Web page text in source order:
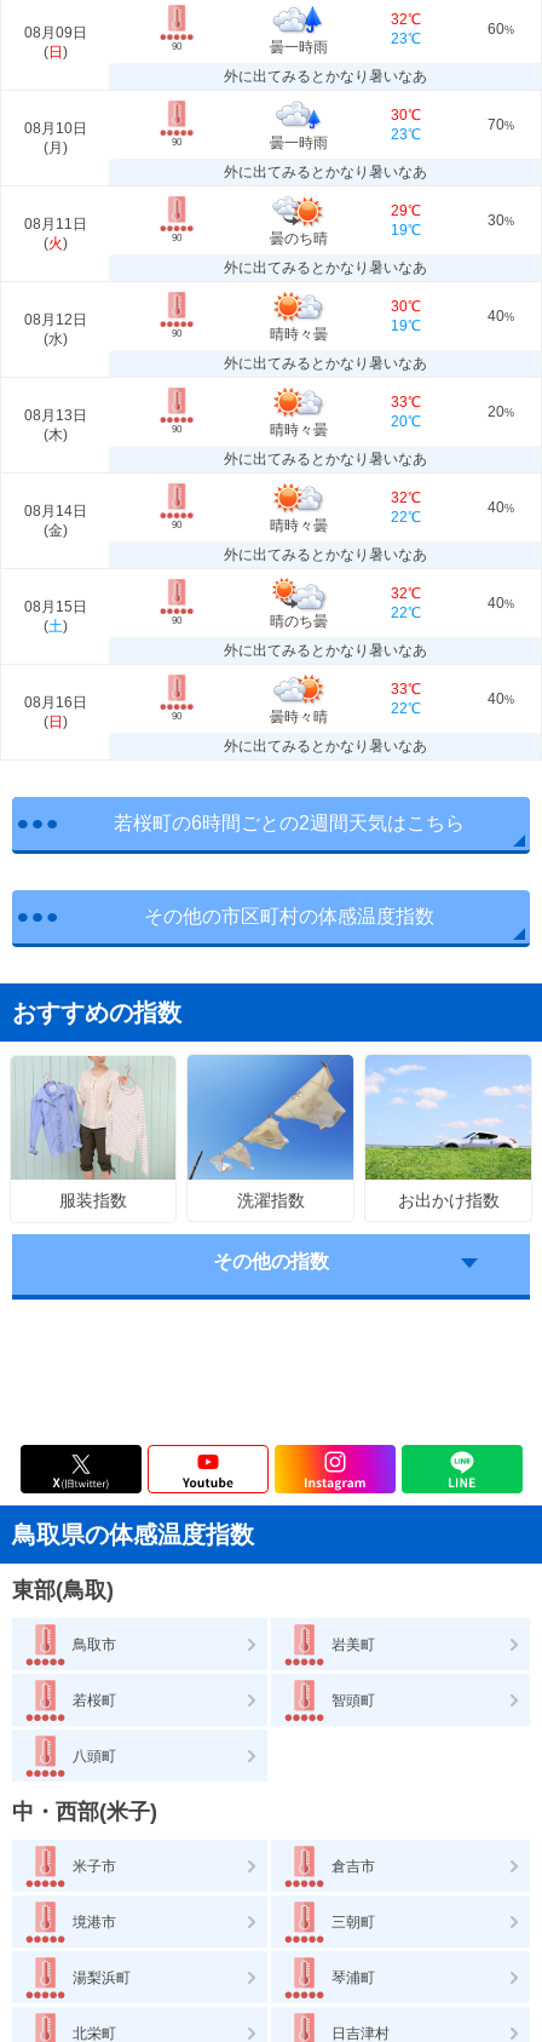
08月09日
(日 ) 90 曇一時雨
32℃
23℃
60%
外に出てみるとかなり暑いなあ
08月10日
(月 ) 90 曇一時雨
30℃
23℃
70%
外に出てみるとかなり暑いなあ
08月11日
(火) 90 曇のち晴
29℃
19℃
30%
外に出てみるとかなり暑いなあ
08月12日
(水) 90 晴時々曇
30℃
19℃
40%
外に出てみるとかなり暑いなあ
08月13日
(木) 90 晴時々曇
33℃
20℃
20%
外に出てみるとかなり暑いなあ
08月14日
(金) 90 晴時々曇
32℃
22℃
40%
外に出てみるとかなり暑いなあ
08月15日
(土) 90 晴のち曇
32℃
22℃
40%
外に出てみるとかなり暑いなあ
08月16日
(日 ) 90 曇時々晴
33℃
22℃
40%
外に出てみるとかなり暑いなあ
若桜町の6時間ごとの2週間天気はこちら
その他の市区町村の体感温度指数
おすすめの指数
服装指数 洗濯指数 お出かけ指数
その他の指数
鳥取県の体感温度指数
東部(鳥取)
鳥取市 岩美町
若桜町 智頭町
八頭町
中・西部(米子)
米子市 倉吉市
境港市 三朝町
湯梨浜町 琴浦町
北栄町 日吉津村